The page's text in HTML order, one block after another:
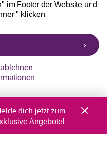
im Footer der Website und
klicken.
dich jetzt zum
Angebote!